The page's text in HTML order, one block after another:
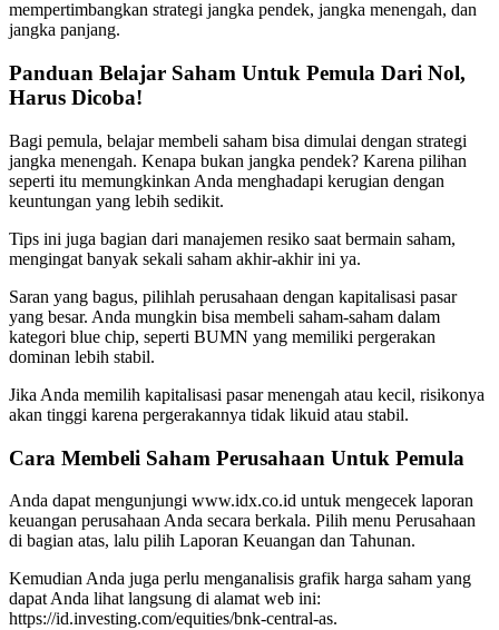
mempertimbangkan strategi jangka pendek, jangka menengah, dan
jangka panjang.
Panduan Belajar Saham Untuk Pemula Dari Nol,
Harus Dicoba!
Bagi pemula, belajar membeli saham bisa dimulai dengan strategi
jangka menengah. Kenapa bukan jangka pendek? Karena pilihan
seperti itu memungkinkan Anda menghadapi kerugian dengan
keuntungan yang lebih sedikit.
Tips ini juga bagian dari manajemen resiko saat bermain saham,
mengingat banyak sekali saham akhir-akhir ini ya.
Saran yang bagus, pilihlah perusahaan dengan kapitalisasi pasar
yang besar. Anda mungkin bisa membeli saham-saham dalam
kategori blue chip, seperti BUMN yang memiliki pergerakan
dominan lebih stabil.
Jika Anda memilih kapitalisasi pasar menengah atau kecil, risikonya
akan tinggi karena pergerakannya tidak likuid atau stabil.
Cara Membeli Saham Perusahaan Untuk Pemula
Anda dapat mengunjungi www.idx.co.id untuk mengecek laporan
keuangan perusahaan Anda secara berkala. Pilih menu Perusahaan
di bagian atas, lalu pilih Laporan Keuangan dan Tahunan.
Kemudian Anda juga perlu menganalisis grafik harga saham yang
dapat Anda lihat langsung di alamat web ini:
https://id.investing.com/equities/bnk-central-as.